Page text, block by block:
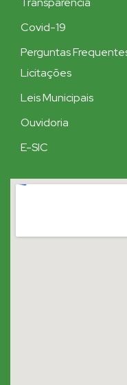
Covid-19
Perguntas
Licitações
Leis Municipais
Ouvidoria
E-SIC